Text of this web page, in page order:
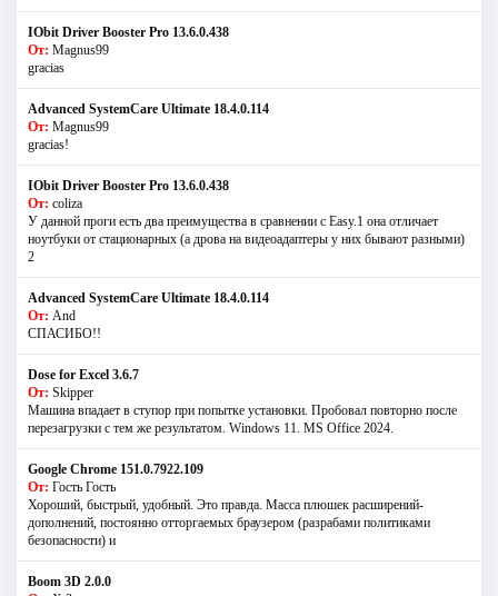
IObit Driver Booster Pro 13.6.0.438
От: Magnus99
gracias
Advanced SystemCare Ultimate 18.4.0.114
От: Magnus99
gracias!
IObit Driver Booster Pro 13.6.0.438
От: coliza
У данной проги есть два преимущества в сравнении с Easy.1 она отличает
ноутбуки от стационарных (а дрова на видеоадаптеры у них бывают разными)
2
Advanced SystemCare Ultimate 18.4.0.114
От: And
СПАСИБО!!
Dose for Excel 3.6.7
От: Skipper
Машина впадает в ступор при попытке установки. Пробовал повторно после
перезагрузки с тем же результатом. Windows 11. MS Offiсe 2024.
Google Chrome 151.0.7922.109
От: Гость Гость
Хороший, быстрый, удобный. Это правда. Масса плюшек расширений-
дополнений, постоянно отторгаемых браузером (разрабами политиками
безопасности) и
Boom 3D 2.0.0